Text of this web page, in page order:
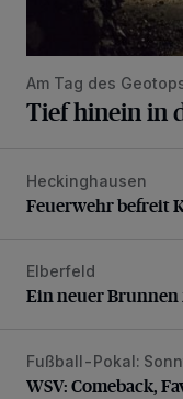
Am Tag des
Tief hinein in
Feuerwehr befreit
Heckinghausen
Feuerwehr befreit
Ein neuer Brunnen
Elberfeld
Ein neuer
WSV: Comeback,
Fußball-Pokal:
WSV: Comeback,